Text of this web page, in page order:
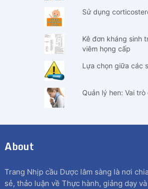
Sử dụng
Kê đơn kháng sinh
viêm họng cấp
Lựa chọn giữa các
Quản lý hen: Vai
About
Trang Nhịp cầu Dược lâm sàng là nơi
sẻ, thảo luận về Thực hành, giảng dạy và